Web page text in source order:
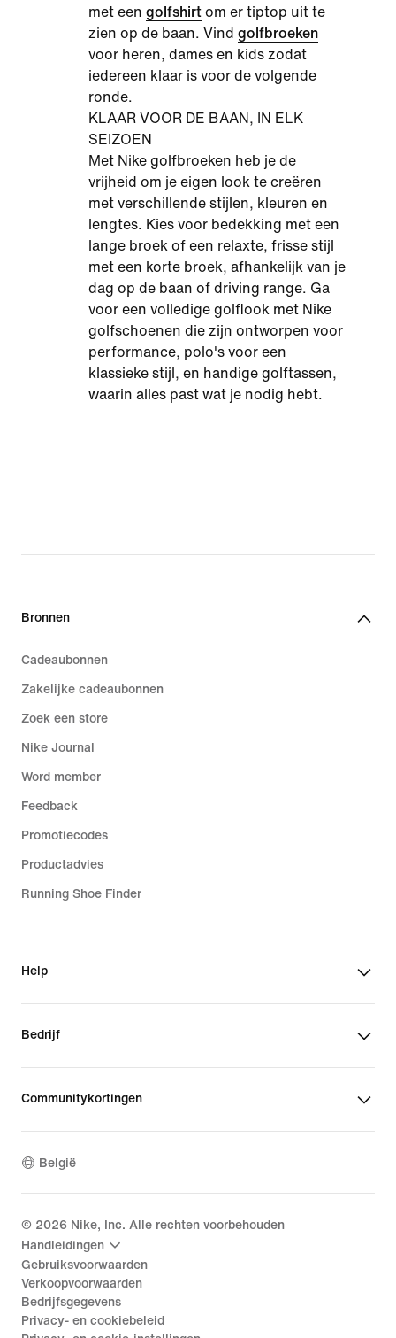
met een golfshirt om er tiptop uit te
zien op de baan. Vind golfbroeken
voor heren, dames en kids zodat
iedereen klaar is voor de volgende
ronde.
KLAAR VOOR DE BAAN, IN ELK
SEIZOEN
Met Nike golfbroeken heb je de
vrijheid om je eigen look te creëren
met verschillende stijlen, kleuren en
lengtes. Kies voor bedekking met een
lange broek of een relaxte, frisse stijl
met een korte broek, afhankelijk van je
dag op de baan of driving range. Ga
voor een volledige golflook met Nike
golfschoenen die zijn ontworpen voor
performance, polo's voor een
klassieke stijl, en handige golftassen,
waarin alles past wat je nodig hebt.
Bronnen
Cadeaubonnen
Zakelijke cadeaubonnen
Zoek een store
Nike Journal
Word member
Feedback
Promotiecodes
Productadvies
Running Shoe Finder
Help
Bedrijf
Communitykortingen
België
© 2026 Nike, Inc. Alle rechten voorbehouden
Handleidingen
Gebruiksvoorwaarden
Verkoopvoorwaarden
Bedrijfsgegevens
Privacy- en cookiebeleid